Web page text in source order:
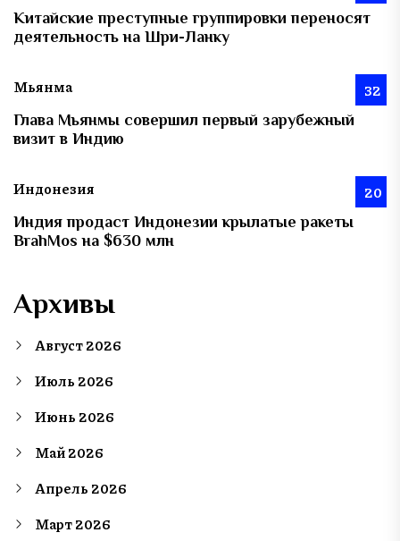
Китайские преступные группировки переносят
деятельность на Шри-Ланку
Мьянма 32
Глава Мьянмы совершил первый зарубежный
визит в Индию
Индонезия 20
Индия продаст Индонезии крылатые ракеты
BrahMos на $630 млн
Архивы
Август 2026
Июль 2026
Июнь 2026
Май 2026
Апрель 2026
Март 2026